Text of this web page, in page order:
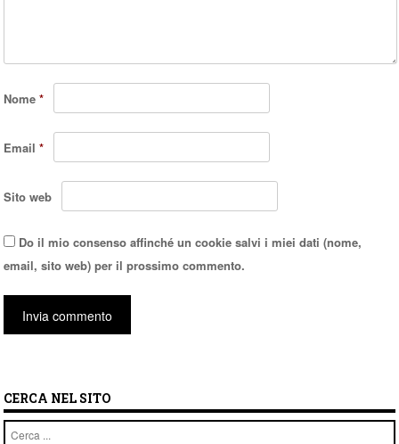
Nome*
Email*
Sito web
Do il mio consenso affinché un cookie salvi i miei dati (nome,
email, sito web) per il prossimo commento.
CERCA NEL SITO
Cerca